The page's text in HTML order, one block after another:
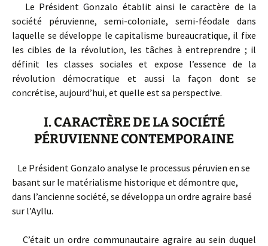
Le Président Gonzalo établit ainsi le caractère de la
société péruvienne, semi-coloniale, semi-féodale dans
laquelle se développe le capitalisme bureaucratique, il fixe
les cibles de la révolution, les tâches à entreprendre ; il
définit les classes sociales et expose l’essence de la
révolution démocratique et aussi la façon dont se
concrétise, aujourd’hui, et quelle est sa perspective.
I. CARACTÈRE DE LA SOCIÉTÉ
PÉRUVIENNE CONTEMPORAINE
Le Président Gonzalo analyse le processus péruvien en se
basant sur le matérialisme historique et démontre que,
dans l’ancienne société, se développa un ordre agraire basé
sur l’Ayllu.
C’était un ordre communautaire agraire au sein duquel